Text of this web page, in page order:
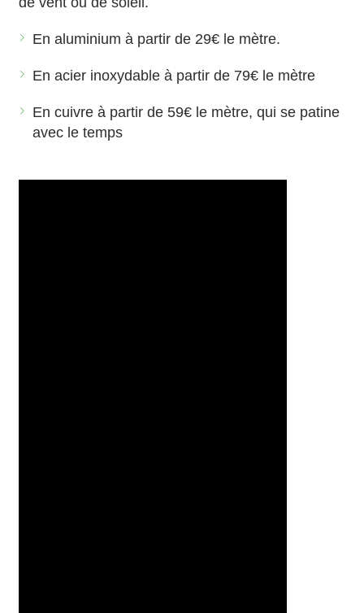
En aluminium à partir de 29€ le mètre.
En acier inoxydable à partir de 79€ le mètre
En cuivre à partir de 59€ le mètre, qui se patine
avec le temps